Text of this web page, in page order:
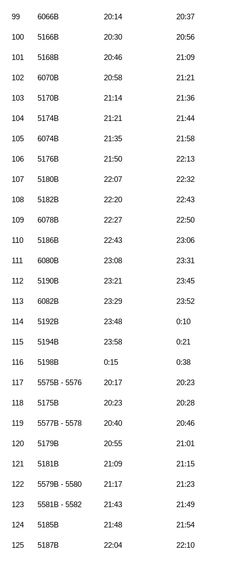
99 6066B 20:14 20:37
100 5166B 20:30 20:56
101 5168B 20:46 21:09
102 6070B 20:58 21:21
103 5170B 21:14 21:36
104 5174B 21:21 21:44
105 6074B 21:35 21:58
106 5176B 21:50 22:13
107 5180B 22:07 22:32
108 5182B 22:20 22:43
109 6078B 22:27 22:50
110 5186B 22:43 23:06
111 6080B 23:08 23:31
112 5190B 23:21 23:45
113 6082B 23:29 23:52
114 5192B 23:48 0:10
115 5194B 23:58 0:21
116 5198B 0:15 0:38
117 5575B - 5576 20:17 20:23
118 5175B 20:23 20:28
119 5577B - 5578 20:40 20:46
120 5179B 20:55 21:01
121 5181B 21:09 21:15
122 5579B - 5580 21:17 21:23
123 5581B - 5582 21:43 21:49
124 5185B 21:48 21:54
125 5187B 22:04 22:10